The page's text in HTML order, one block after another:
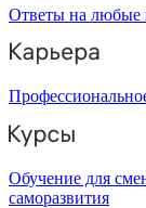
Ответы на любые
Обучение для
саморазвития